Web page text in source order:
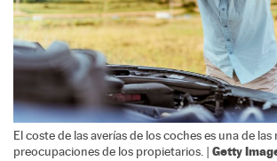
El coste de las averías de los coches es una de las
preocupaciones de los propietarios. | Getty